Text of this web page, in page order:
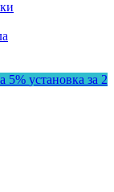
5% установка за 2